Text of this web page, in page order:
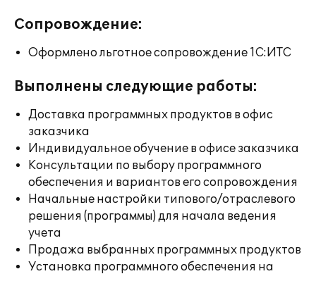
Сопровождение:
Оформлено льготное сопровождение 1С:ИТС
Выполнены следующие работы:
Доставка программных продуктов в офис
заказчика
Индивидуальное обучение в офисе заказчика
Консультации по выбору программного
обеспечения и вариантов его сопровождения
Начальные настройки типового/отраслевого
решения (программы) для начала ведения
учета
Продажа выбранных программных продуктов
Установка программного обеспечения на